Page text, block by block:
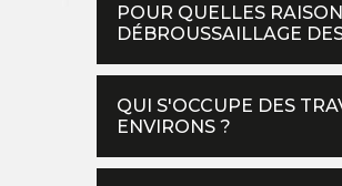
POUR QUELLES
DÉBROUSSAILLAGE
QUI S'OCCUPE DES
ENVIRONS ?